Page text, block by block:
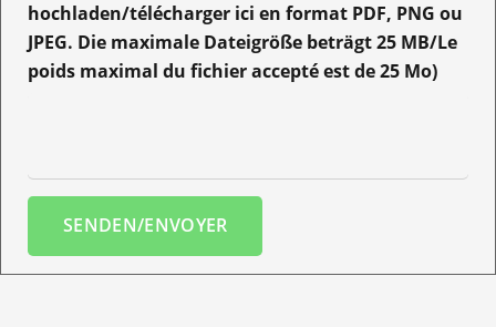
hochladen/télécharger ici en format PDF, PNG ou
JPEG. Die maximale Dateigröße beträgt 25 MB/Le
poids maximal du fichier accepté est de 25 Mo)